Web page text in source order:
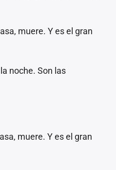
muere. Y es el gran
Son las
muere. Y es el gran